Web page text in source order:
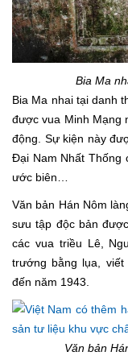
Bia Ma
Bia Ma nhai tại danh
được vua Minh Mạng
động. Sự kiện này
Đại Nam Nhất Thống
ước biên…
Văn bản Hán Nôm
sưu tập độc bản
các vua triều Lê,
trướng bằng lụa,
đến năm 1943.
Văn bản